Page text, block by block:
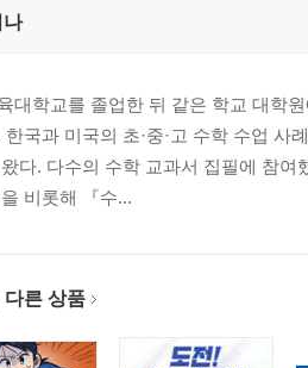
나
대학교를 졸업한 뒤 같은 학교 대학
한국과 미국의 초·중·고 수학 수업
다. 다수의 수학 교과서 집필에 참여
비롯해 『수...
다른 상품